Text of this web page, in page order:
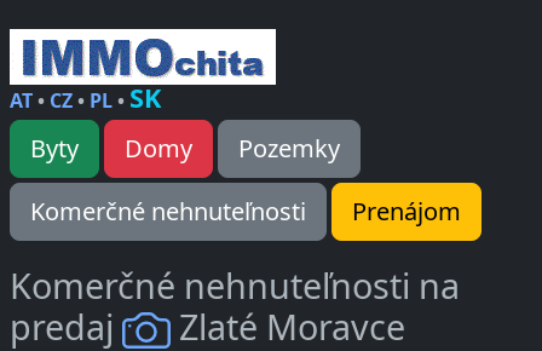
AT• CZ• PL• SK
Byty Domy
Pozemky
Komerčné nehnuteľnosti
Prenájom
Komerčné nehnuteľnosti na
predaj
Zlaté Moravce